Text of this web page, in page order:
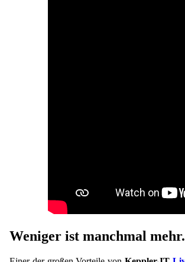
Weniger ist manchmal